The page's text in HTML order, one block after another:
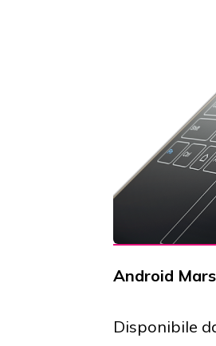
Android
Disponibile